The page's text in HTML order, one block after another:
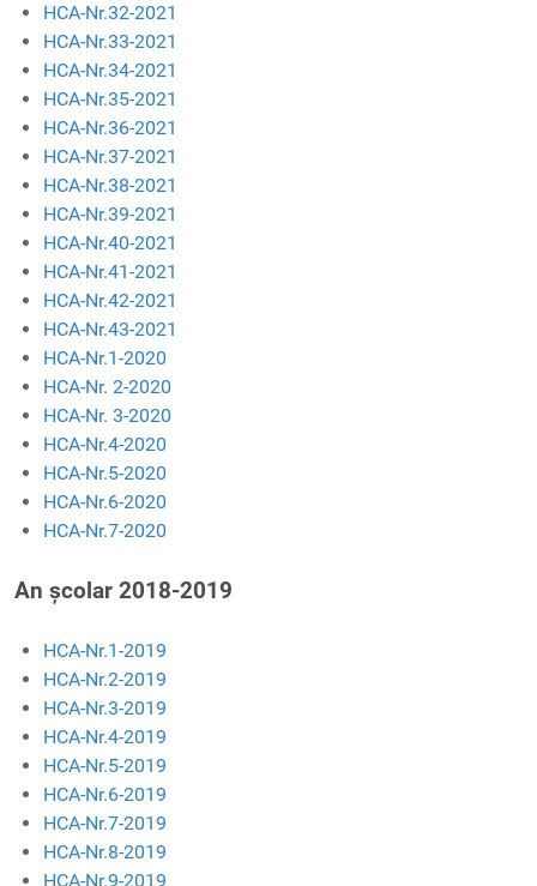
HCA-Nr.32-2021
HCA-Nr.33-2021
HCA-Nr.34-2021
HCA-Nr.35-2021
HCA-Nr.36-2021
HCA-Nr.37-2021
HCA-Nr.38-2021
HCA-Nr.39-2021
HCA-Nr.40-2021
HCA-Nr.41-2021
HCA-Nr.42-2021
HCA-Nr.43-2021
HCA-Nr.1-2020
HCA-Nr. 2-2020
HCA-Nr. 3-2020
HCA-Nr.4-2020
HCA-Nr.5-2020
HCA-Nr.6-2020
HCA-Nr.7-2020
An școlar 2018-2019
HCA-Nr.1-2019
HCA-Nr.2-2019
HCA-Nr.3-2019
HCA-Nr.4-2019
HCA-Nr.5-2019
HCA-Nr.6-2019
HCA-Nr.7-2019
HCA-Nr.8-2019
HCA-Nr.9-2019